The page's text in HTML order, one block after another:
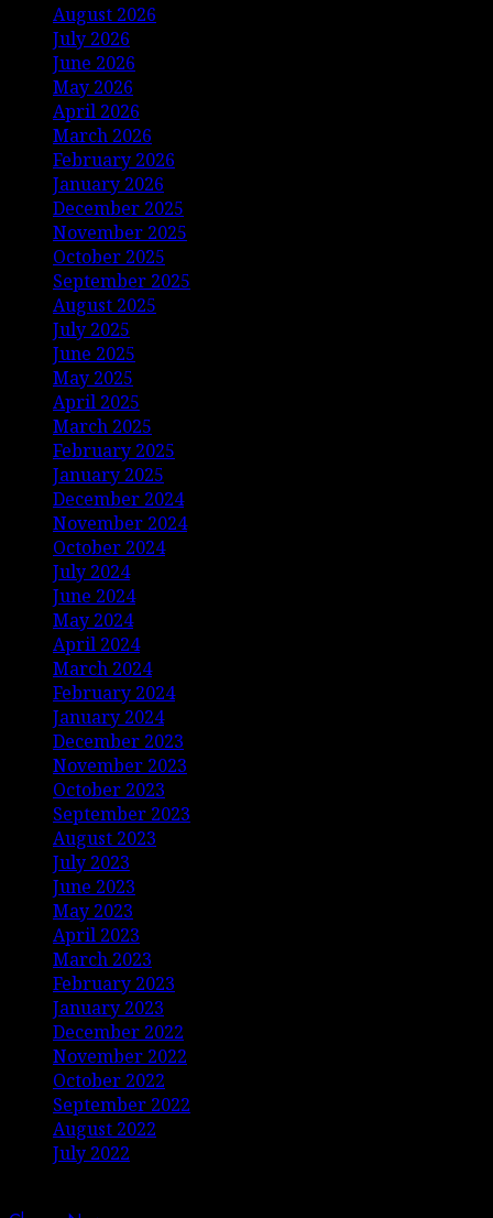
August 2026
July 2026
June 2026
May 2026
April 2026
March 2026
February 2026
January 2026
December 2025
November 2025
October 2025
September 2025
August 2025
July 2025
June 2025
May 2025
April 2025
March 2025
February 2025
January 2025
December 2024
November 2024
October 2024
July 2024
June 2024
May 2024
April 2024
March 2024
February 2024
January 2024
December 2023
November 2023
October 2023
September 2023
August 2023
July 2023
June 2023
May 2023
April 2023
March 2023
February 2023
January 2023
December 2022
November 2022
October 2022
September 2022
August 2022
July 2022